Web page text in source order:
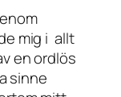
mig i allt
en ordlös
sinne